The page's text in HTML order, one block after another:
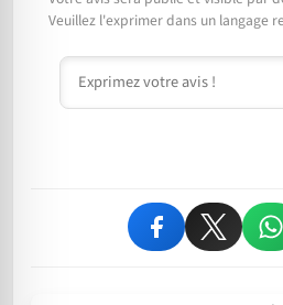
Veuillez l'exprimer dans un langage
Commentaire